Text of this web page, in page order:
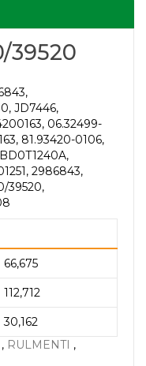
39520
JD7446,
06.32499-
81.93420-0106,
2986843,
39520,
66,675
112,712
30,162
, RULMENTI ,